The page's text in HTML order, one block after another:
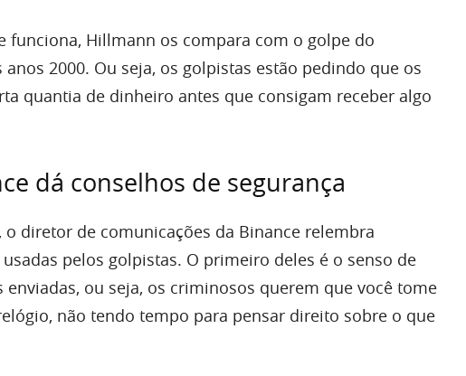
funciona, Hillmann os compara com o golpe do
anos 2000. Ou seja, os golpistas estão pedindo que os
quantia de dinheiro antes que consigam receber algo
dá conselhos de segurança
o diretor de comunicações da Binance relembra
pelos golpistas. O primeiro deles é o senso de
enviadas, ou seja, os criminosos querem que você tome
não tendo tempo para pensar direito sobre o que